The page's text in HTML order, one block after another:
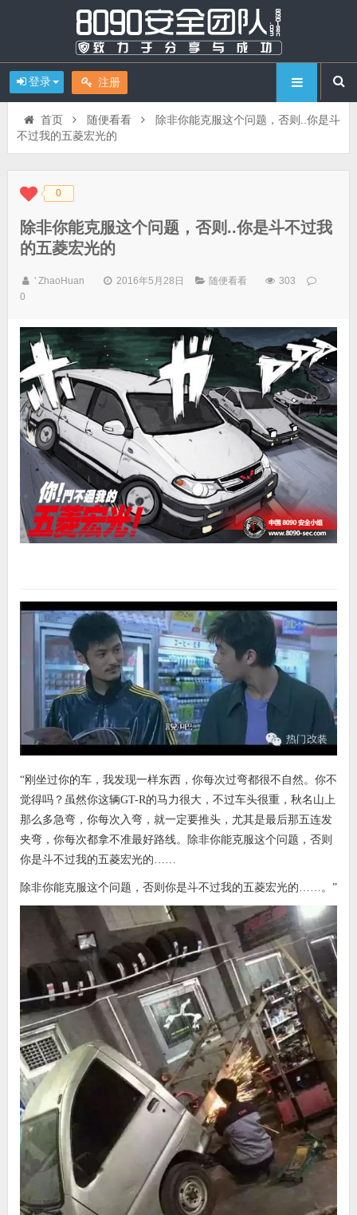
登录 注册
首页 随便看看
除非你能克服这个问题，否则..你是斗
不过我的五菱宏光的
◆◆ 0
除非你能克服这个问题，否则..你是斗不过我
的五菱宏光的
' ZhaoHuan 2016年5月28日 随便看看
303
0
“刚坐过你的车，我发现一样东西，你每次过弯都很不自然。你不
觉得吗？虽然你这辆GT-R的马力很大，不过车头很重，秋名山上
那么多急弯，你每次入弯，就一定要推头，尤其是最后那五连发
夹弯，你每次都拿不准最好路线。除非你能克服这个问题，否则
你是斗不过我的五菱宏光的……
除非你能克服这个问题，否则你是斗不过我的五菱宏光的……。”